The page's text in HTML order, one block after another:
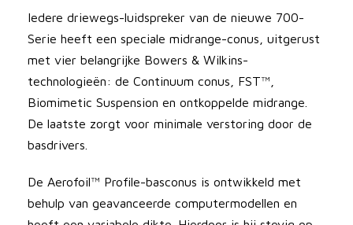
Iedere driewegs-luidspreker van de nieuwe 700-
Serie heeft een speciale midrange-conus, uitgerust
met vier belangrijke Bowers & Wilkins-
technologieën: de Continuum conus, FST™,
Biomimetic Suspension en ontkoppelde midrange.
De laatste zorgt voor minimale verstoring door de
basdrivers.
De Aerofoil™ Profile-basconus is ontwikkeld met
behulp van geavanceerde computermodellen en